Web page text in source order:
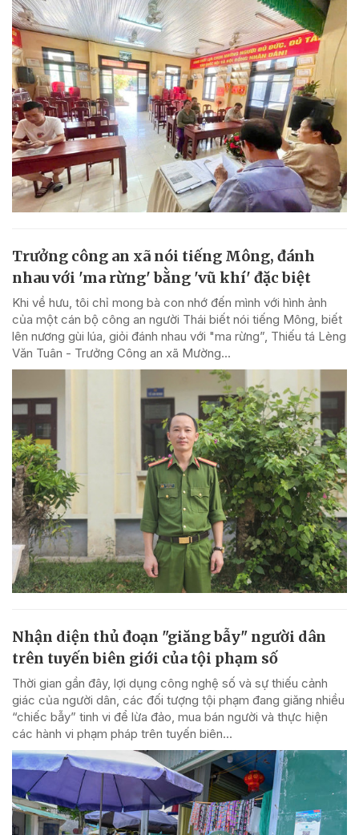
Trưởng công an xã nói tiếng Mông, đánh
nhau với 'ma rừng' bằng 'vũ khí' đặc biệt
Khi về hưu, tôi chỉ mong bà con nhớ đến mình với hình ảnh
của một cán bộ công an người Thái biết nói tiếng Mông, biết
lên nương gùi lúa, giỏi đánh nhau với "ma rừng”, Thiếu tá Lèng
Văn Tuân - Trưởng Công an xã Mường...
Nhận diện thủ đoạn "giăng bẫy" người dân
trên tuyến biên giới của tội phạm số
Thời gian gần đây, lợi dụng công nghệ số và sự thiếu cảnh
giác của người dân, các đối tượng tội phạm đang giăng nhiều
“chiếc bẫy” tinh vi để lừa đảo, mua bán người và thực hiện
các hành vi phạm pháp trên tuyến biên...